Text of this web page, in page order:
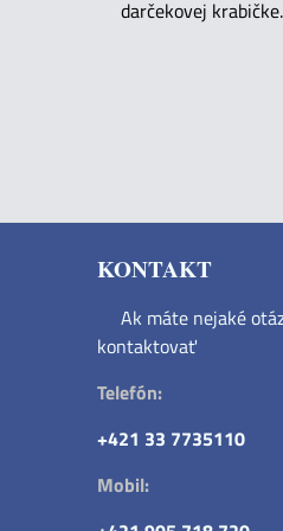
darčekovej
KONTAKT
Ak máte nejaké
kontaktovať
Telefón:
+421 33 7735110
Mobil: